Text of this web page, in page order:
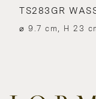
TS283GR
⌀ 9.7 cm, H 23